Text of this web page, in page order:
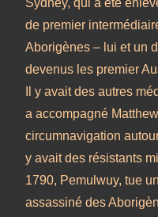
Sydney, qui a été
de premier
Aborigènes – lui et un
devenus les premier
Il y avait des autres
a accompagné
circumnavigation
y avait des résistants
1790, Pemulwuy, tue
assassiné des